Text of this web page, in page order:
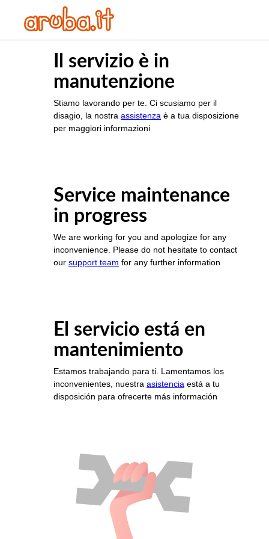
Il servizio è in
manutenzione
Stiamo lavorando per te. Ci scusiamo per il
disagio, la nostra assistenza è a tua disposizione
per maggiori informazioni
Service maintenance
in progress
We are working for you and apologize for any
inconvenience. Please do not hesitate to contact
our support team for any further information
El servicio está en
mantenimiento
Estamos trabajando para ti. Lamentamos los
inconvenientes, nuestra asistencia está a tu
disposición para ofrecerte más información